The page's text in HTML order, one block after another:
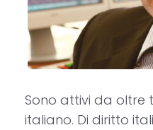
Sono attivi da oltre
italiano. Di diritto